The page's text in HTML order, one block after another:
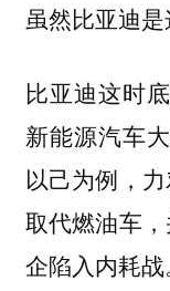
虽然比亚迪是
比亚迪这时
新能源汽车
以己为例，
取代燃油车
企陷入内耗战